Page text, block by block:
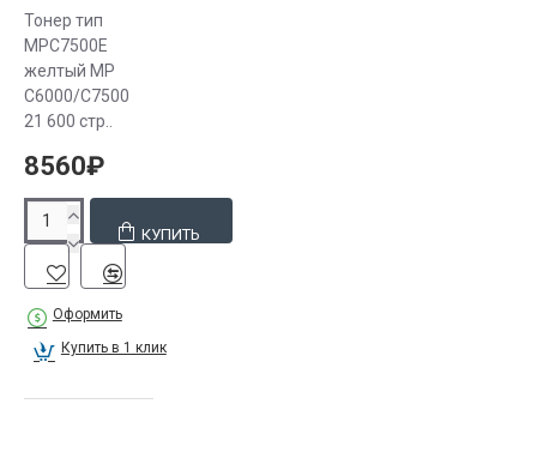
Тонер тип
MPC7500E
желтый MP
C6000/C7500
21 600 стр..
8560₽
КУПИТЬ
Оформить
Купить в 1 клик